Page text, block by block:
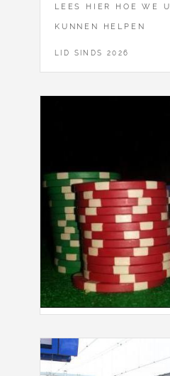
LEES HIER HOE WE U
KUNNEN HELPEN
LID SINDS 2026